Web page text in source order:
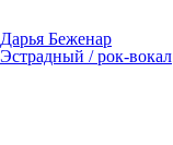
Дарья Беженар
Эстрадный / рок-вокал